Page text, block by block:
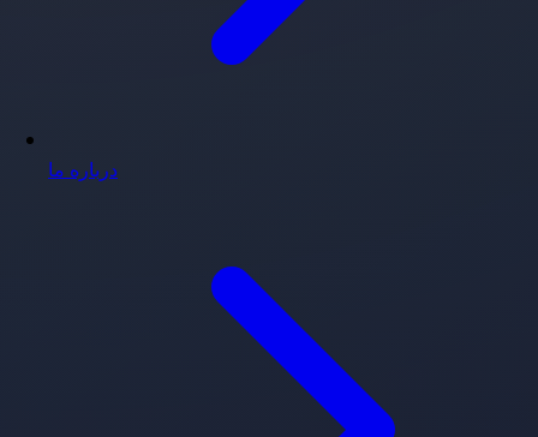
درباره ما